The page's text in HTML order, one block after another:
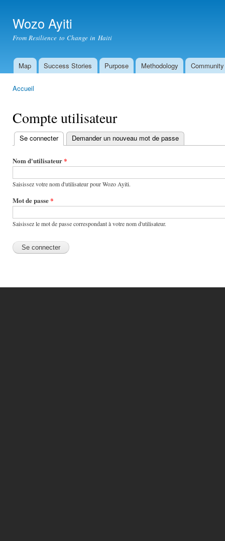
Wozo Ayiti
From Resilience to Change in Haiti
Menu principal
Map Success Stories Purpose Methodology
Accueil
Compte utilisateur
Onglets
principaux
Se connecter(onglet actif)
Demander un nouveau mot de passe
Nom d'utilisateur*
Saisissez votre nom d'utilisateur pour Wozo Ayiti.
Mot de passe*
Saisissez le mot de passe correspondant à votre nom d'utilisateur.